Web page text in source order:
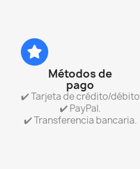
Métodos de
pago
✔️ Tarjeta de crédito/débito
✔️ PayPal.
✔️ Transferencia bancaria.